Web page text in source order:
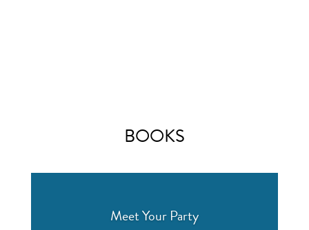
BOOKS
Meet Your Party